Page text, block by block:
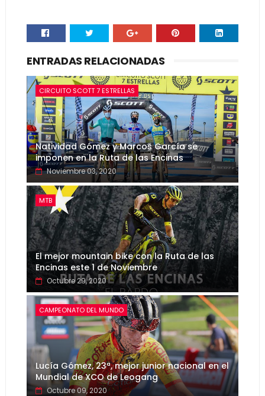
ENTRADAS RELACIONADAS
CIRCUITO SCOTT 7 ESTRELLAS
Natividad Gómez y Marcos García se
imponen en la Ruta de las Encinas
Noviembre 03, 2020
MTB
El mejor mountain bike con la Ruta de las
Encinas este 1 de Noviembre
Octubre 29, 2020
CAMPEONATO DEL MUNDO
Lucía Gómez, 23ª, mejor junior nacional en el
Mundial de XCO de Leogang
Octubre 09, 2020